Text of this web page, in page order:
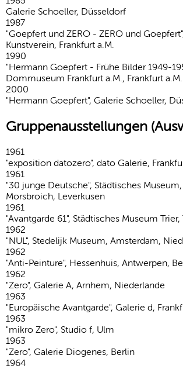
Galerie Schoeller, Düsseldorf
1987
"Goepfert und ZERO - ZERO und
Kunstverein, Frankfurt a.M.
1990
"Hermann Goepfert - Frühe Bilder 1949-
Dommuseum Frankfurt a.M., Frankfurt a.M.
2000
"Hermann Goepfert", Galerie Schoeller,
Gruppenausstellungen
1961
"exposition datozero", dato Galerie,
1961
"30 junge Deutsche", Städtisches
Morsbroich, Leverkusen
1961
"Avantgarde 61", Städtisches Museum Trier,
1962
"NUL", Stedelijk Museum, Amsterdam,
1962
"Anti-Peinture", Hessenhuis, Antwerpen,
1962
"Zero", Galerie A, Arnhem, Niederlande
1963
"Europäische Avantgarde", Galerie d,
1963
"mikro Zero", Studio f, Ulm
1963
"Zero", Galerie Diogenes, Berlin
1964